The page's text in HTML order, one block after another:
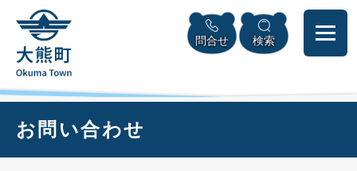
頭
メニューを飛ばして本文へ
問合せ 検索
お問い合わせ